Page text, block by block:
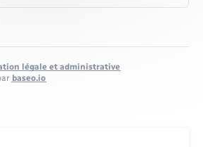
légale et administrative
baseo.io